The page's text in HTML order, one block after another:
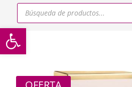
Abrir barra de herramientas
Búsqueda
productos